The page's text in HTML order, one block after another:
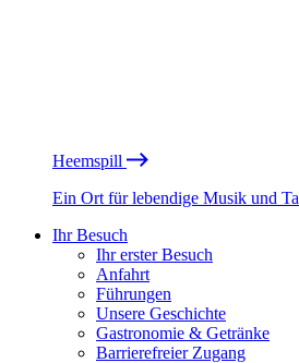
Heemspill
Ein Ort für lebendige Musik und
Ihr Besuch
Ihr erster Besuch
Anfahrt
Führungen
Unsere Geschichte
Gastronomie & Getränke
Barrierefreier Zugang